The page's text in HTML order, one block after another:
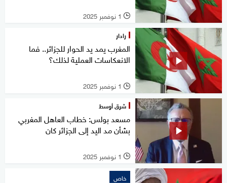
l 1 نوفمبر 2025
رادار
المغرب يمد يد الحوار للجزائر.. فما
الانعكاسات العملية لذلك؟
l 1 نوفمبر 2025
شرق أوسط
مسعد بولس: خطاب العاهل المغربي
بشأن مد اليد إلى الجزائر كان
l 1 نوفمبر 2025
خاص